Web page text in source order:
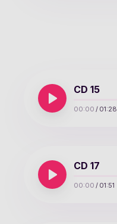
CD 15
00:00 / 01:28
CD 17
00:00 / 01:51